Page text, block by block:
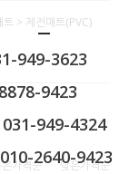
949-3623
9423
031-949-4324
2640-9423
트 > 제전매트(PVC)
은가격순 낮은가격순